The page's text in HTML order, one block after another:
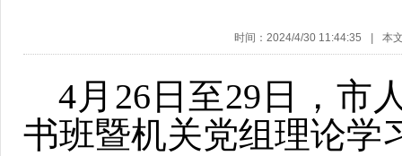
时间：2024/4/30 11:44:35 本
4月26日至29日，市
书班暨机关党组理论学